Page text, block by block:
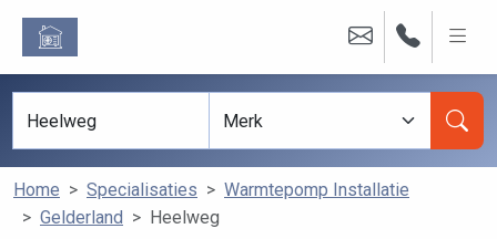
Home Specialisaties
Warmtepomp Installatie
Gelderland
Heelweg